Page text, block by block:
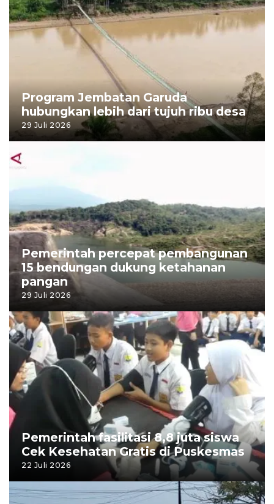
Program Jembatan Garuda
hubungkan lebih dari tujuh ribu desa
29 Juli 2026
Pemerintah percepat pembangunan
15 bendungan dukung ketahanan
pangan
29 Juli 2026
Pemerintah fasilitasi 8,8 juta siswa
Cek Kesehatan Gratis di Puskesmas
22 Juli 2026